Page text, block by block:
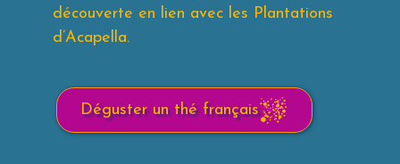
découverte en lien avec les Plantations
d’Acapella.
Déguster un thé français